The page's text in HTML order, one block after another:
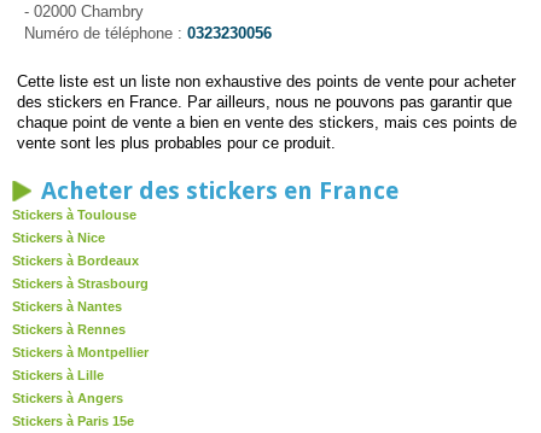
- 02000 Chambry
Numéro de téléphone : 0323230056
Cette liste est un liste non exhaustive des points de vente pour acheter
des stickers en France. Par ailleurs, nous ne pouvons pas garantir que
chaque point de vente a bien en vente des stickers, mais ces points de
vente sont les plus probables pour ce produit.
Acheter des stickers en France
Stickers à Toulouse
Stickers à Nice
Stickers à Bordeaux
Stickers à Strasbourg
Stickers à Nantes
Stickers à Rennes
Stickers à Montpellier
Stickers à Lille
Stickers à Angers
Stickers à Paris 15e